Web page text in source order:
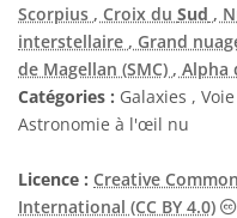
Scorpius , Croix du Sud ,
interstellaire , Grand
de Magellan (SMC) , Alpha
Catégories : Galaxies ,
Astronomie à l'œil nu
Licence : Creative
International (CC BY 4.0)